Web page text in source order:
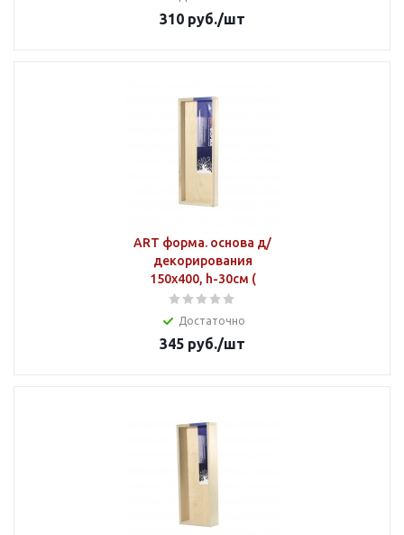
310 руб./шт
ART форма. основа д/
декорирования
150х400, h-30см (
Достаточно
345 руб./шт